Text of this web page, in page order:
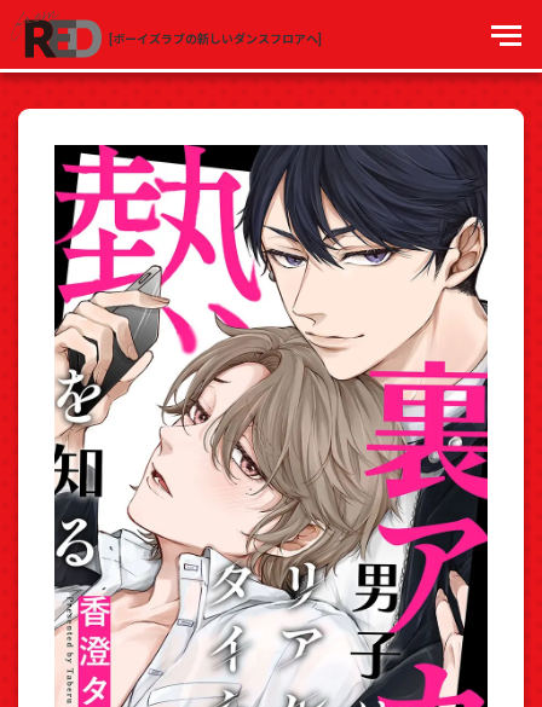
[ボーイズラブの新しいダンスフロアへ]